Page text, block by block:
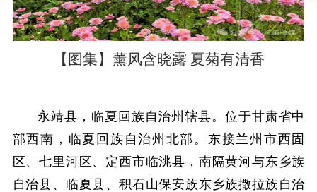
【图集】薰风含晓露 夏菊有清香
永靖县，临夏回族自治州辖县。位于甘肃省中
部西南，临夏回族自治州北部。东接兰州市西固
区、七里河区、定西市临洮县，南隔黄河与东乡族
自治县、临夏县、积石山保安族东乡族撒拉族自治